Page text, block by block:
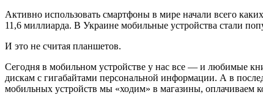
Активно использовать смартфоны в мире начали всего
11,6 миллиарда. В Украине мобильные устройства стали
И это не считая планшетов.
Сегодня в мобильном устройстве у нас все — и любимые
дискам с гигабайтами персональной информации. А в
мобильных устройств мы «ходим» в магазины, оплачиваем